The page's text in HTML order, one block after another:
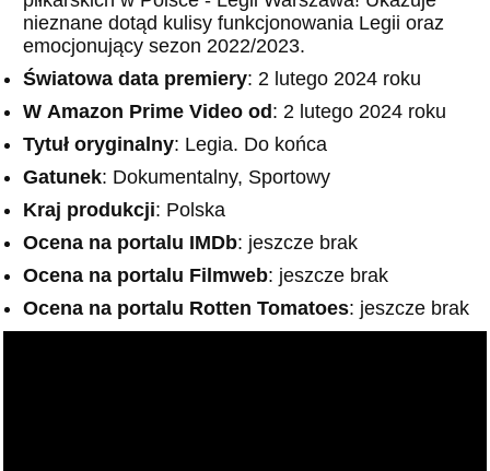
nieznane dotąd kulisy funkcjonowania Legii oraz
emocjonujący sezon 2022/2023.
Światowa data premiery: 2 lutego 2024 roku
W Amazon Prime Video od: 2 lutego 2024 roku
Tytuł oryginalny: Legia. Do końca
Gatunek: Dokumentalny, Sportowy
Kraj produkcji: Polska
Ocena na portalu IMDb: jeszcze brak
Ocena na portalu Filmweb: jeszcze brak
Ocena na portalu Rotten Tomatoes: jeszcze brak